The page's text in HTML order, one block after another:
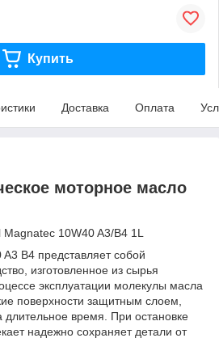
Купить
Доставка Оплата
моторное масло
10W40 A3/B4 1L
B4 представляет собой
изготовленное из сырья
эксплуатации молекулы масла
поверхности защитным слоем,
длительное время. При остановке
надежно сохраняет детали от